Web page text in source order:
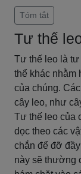
Tóm tắt
Tư thế
Tư thế leo là tư
thể khác nhằm
của chúng.
cây leo, như
Tư thế leo của
dọc theo các
chắn để đỡ
này sẽ thường